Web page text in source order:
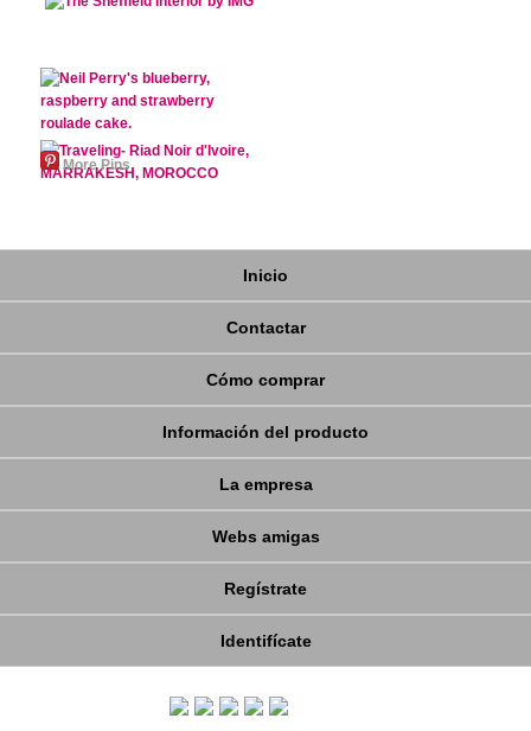
More Pins
Inicio
Contactar
Cómo comprar
Información del producto
La empresa
Webs amigas
Regístrate
Identifícate